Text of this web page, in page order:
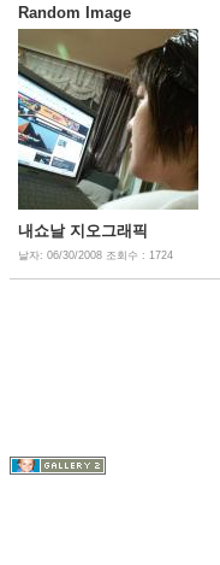
Random Image
내쇼날 지오그래픽
날자: 06/30/2008 조회수 : 1724